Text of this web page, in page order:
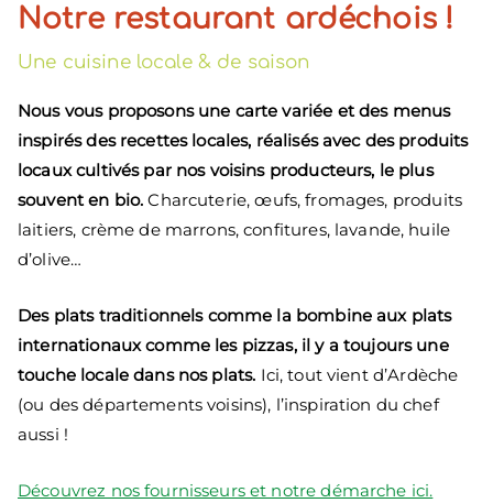
Notre restaurant ardéchois !
Une cuisine locale & de saison
Nous vous proposons une carte variée et des menus
inspirés des recettes locales, réalisés avec des produits
locaux cultivés par nos voisins producteurs, le plus
souvent en bio. Charcuterie, œufs, fromages, produits
laitiers, crème de marrons, confitures, lavande, huile
d’olive…
Des plats traditionnels comme la bombine aux plats
internationaux comme les pizzas, il y a toujours une
touche locale dans nos plats. Ici, tout vient d’Ardèche
(ou des départements voisins), l’inspiration du chef
aussi !
Découvrez nos fournisseurs et notre démarche ici.